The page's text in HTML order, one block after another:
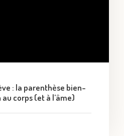
: la parenthèse bien-
corps (et à l’âme)